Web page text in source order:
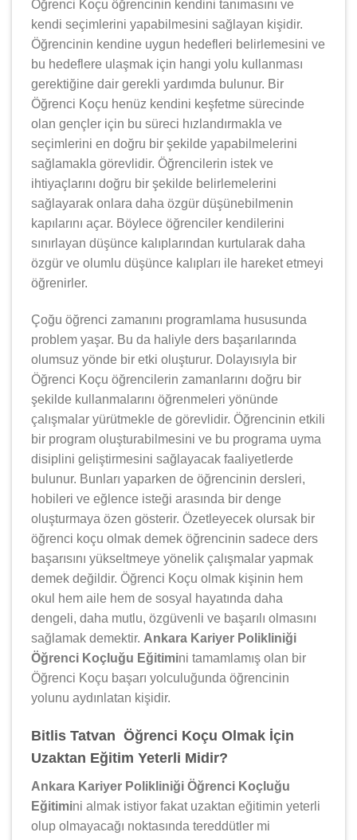
Öğrenci Koçu öğrencinin kendini tanımasını ve
kendi seçimlerini yapabilmesini sağlayan kişidir.
Öğrencinin kendine uygun hedefleri belirlemesini ve
bu hedeflere ulaşmak için hangi yolu kullanması
gerektiğine dair gerekli yardımda bulunur. Bir
Öğrenci Koçu henüz kendini keşfetme sürecinde
olan gençler için bu süreci hızlandırmakla ve
seçimlerini en doğru bir şekilde yapabilmelerini
sağlamakla görevlidir. Öğrencilerin istek ve
ihtiyaçlarını doğru bir şekilde belirlemelerini
sağlayarak onlara daha özgür düşünebilmenin
kapılarını açar. Böylece öğrenciler kendilerini
sınırlayan düşünce kalıplarından kurtularak daha
özgür ve olumlu düşünce kalıpları ile hareket etmeyi
öğrenirler.
Çoğu öğrenci zamanını programlama hususunda
problem yaşar. Bu da haliyle ders başarılarında
olumsuz yönde bir etki oluşturur. Dolayısıyla bir
Öğrenci Koçu öğrencilerin zamanlarını doğru bir
şekilde kullanmalarını öğrenmeleri yönünde
çalışmalar yürütmekle de görevlidir. Öğrencinin etkili
bir program oluşturabilmesini ve bu programa uyma
disiplini geliştirmesini sağlayacak faaliyetlerde
bulunur. Bunları yaparken de öğrencinin dersleri,
hobileri ve eğlence isteği arasında bir denge
oluşturmaya özen gösterir. Özetleyecek olursak bir
öğrenci koçu olmak demek öğrencinin sadece ders
başarısını yükseltmeye yönelik çalışmalar yapmak
demek değildir. Öğrenci Koçu olmak kişinin hem
okul hem aile hem de sosyal hayatında daha
dengeli, daha mutlu, özgüvenli ve başarılı olmasını
sağlamak demektir. Ankara Kariyer Polikliniği
Öğrenci Koçluğu Eğitimini tamamlamış olan bir
Öğrenci Koçu başarı yolculuğunda öğrencinin
yolunu aydınlatan kişidir.
Bitlis Tatvan Öğrenci Koçu Olmak İçin
Uzaktan Eğitim Yeterli Midir?
Ankara Kariyer Polikliniği Öğrenci Koçluğu
Eğitimini almak istiyor fakat uzaktan eğitimin yeterli
olup olmayacağı noktasında tereddütler mi